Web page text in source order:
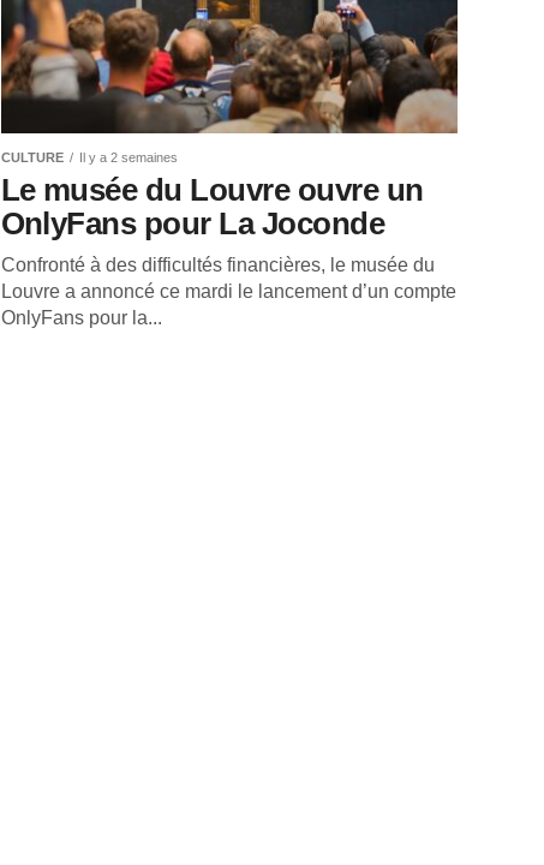
CULTURE Il y a 2 semaines
Le musée du Louvre ouvre un
OnlyFans pour La Joconde
Confronté à des difficultés financières, le musée du
Louvre a annoncé ce mardi le lancement d’un compte
OnlyFans pour la...